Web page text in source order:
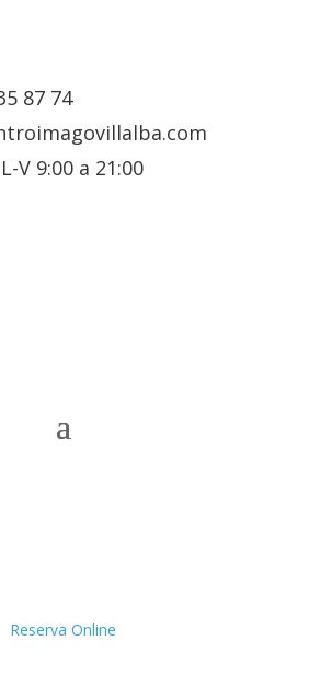
87 74
V 9:00 a 21:00
Reserva Online